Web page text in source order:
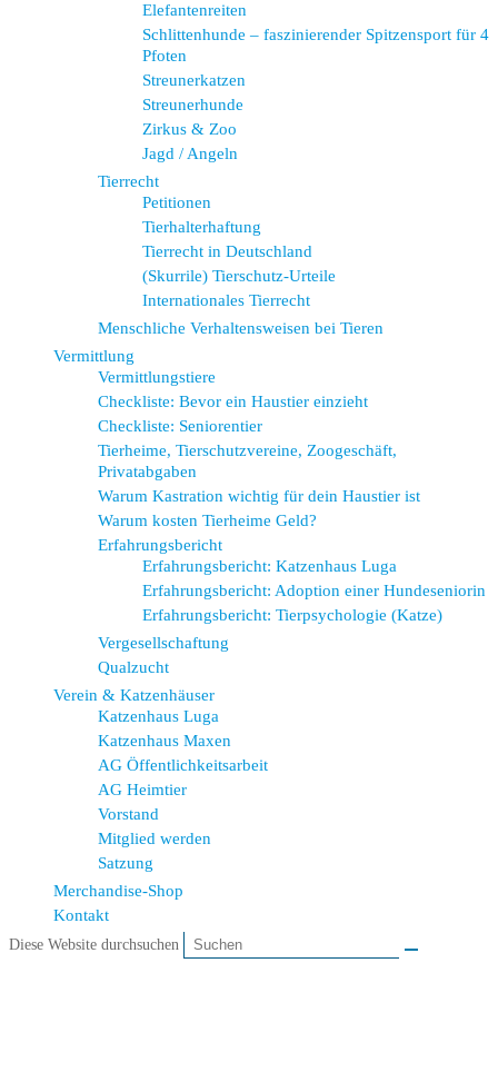
Elefantenreiten
Schlittenhunde – faszinierender Spitzensport für 4
Pfoten
Streunerkatzen
Streunerhunde
Zirkus & Zoo
Jagd / Angeln
Tierrecht
Petitionen
Tierhalterhaftung
Tierrecht in Deutschland
(Skurrile) Tierschutz-Urteile
Internationales Tierrecht
Menschliche Verhaltensweisen bei Tieren
Vermittlung
Vermittlungstiere
Checkliste: Bevor ein Haustier einzieht
Checkliste: Seniorentier
Tierheime, Tierschutzvereine, Zoogeschäft,
Privatabgaben
Warum Kastration wichtig für dein Haustier ist
Warum kosten Tierheime Geld?
Erfahrungsbericht
Erfahrungsbericht: Katzenhaus Luga
Erfahrungsbericht: Adoption einer Hundeseniorin
Erfahrungsbericht: Tierpsychologie (Katze)
Vergesellschaftung
Qualzucht
Verein & Katzenhäuser
Katzenhaus Luga
Katzenhaus Maxen
AG Öffentlichkeitsarbeit
AG Heimtier
Vorstand
Mitglied werden
Satzung
Merchandise-Shop
Kontakt
Diese Website durchsuchen